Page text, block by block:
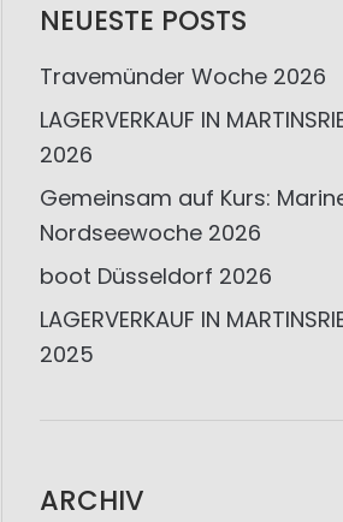
NEUESTE POSTS
Travemünder Woche 2026
LAGERVERKAUF IN
2026
Gemeinsam auf Kurs:
Nordseewoche 2026
boot Düsseldorf 2026
LAGERVERKAUF IN
2025
ARCHIV